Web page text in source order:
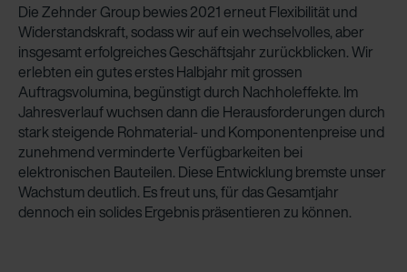
Die Zehnder Group bewies 2021 erneut Flexibilität und
Widerstandskraft, sodass wir auf ein wechselvolles, aber
insgesamt erfolgreiches Geschäftsjahr zurückblicken. Wir
erlebten ein gutes erstes Halbjahr mit grossen
Auftragsvolumina, begünstigt durch Nachholeffekte. Im
Jahresverlauf wuchsen dann die Herausforderungen durch
stark steigende Rohmaterial- und Komponentenpreise und
zunehmend verminderte Verfügbarkeiten bei
elektronischen Bauteilen. Diese Entwicklung bremste unser
Wachstum deutlich. Es freut uns, für das Gesamtjahr
dennoch ein solides Ergebnis präsentieren zu können.